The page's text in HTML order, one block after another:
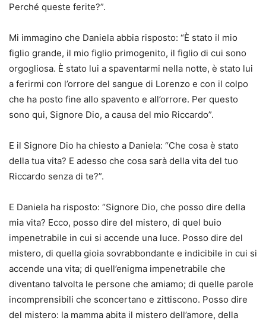
Perché queste ferite?”.
Mi immagino che Daniela abbia risposto: “È stato il mio
figlio grande, il mio figlio primogenito, il figlio di cui sono
orgogliosa. È stato lui a spaventarmi nella notte, è stato lui
a ferirmi con l’orrore del sangue di Lorenzo e con il colpo
che ha posto fine allo spavento e all’orrore. Per questo
sono qui, Signore Dio, a causa del mio Riccardo”.
E il Signore Dio ha chiesto a Daniela: “Che cosa è stato
della tua vita? E adesso che cosa sarà della vita del tuo
Riccardo senza di te?”.
E Daniela ha risposto: “Signore Dio, che posso dire della
mia vita? Ecco, posso dire del mistero, di quel buio
impenetrabile in cui si accende una luce. Posso dire del
mistero, di quella gioia sovrabbondante e indicibile in cui si
accende una vita; di quell’enigma impenetrabile che
diventano talvolta le persone che amiamo; di quelle parole
incomprensibili che sconcertano e zittiscono. Posso dire
del mistero: la mamma abita il mistero dell’amore, della